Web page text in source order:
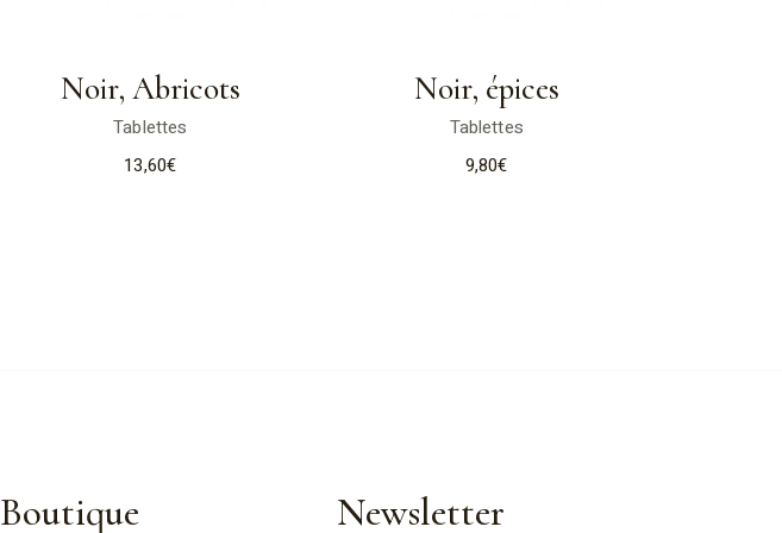
Noir, Abricots
Tablettes
13,60€
Noir, épices
Tablettes
9,80€
Boutique Newsletter